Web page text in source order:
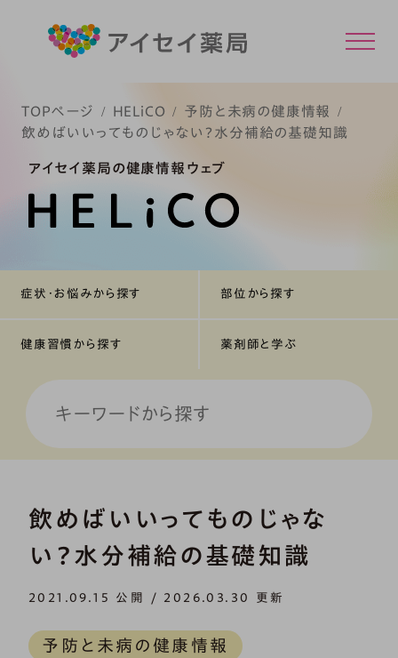
TOPページ HELiCO
予防と未病の健康情報
飲めばいいってものじゃない？水分補給の基礎知識
アイセイ薬局の健康情報ウェブ
症状・お悩みから探す 部位から探す
健康習慣から探す 薬剤師と学ぶ
飲めばいいってものじゃな
い？水分補給の基礎知識
2021.09.15 公開 / 2026.03.30 更新
予防と未病の健康情報